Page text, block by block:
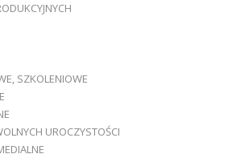
SZKOLENIOWE
UROCZYSTOŚCI